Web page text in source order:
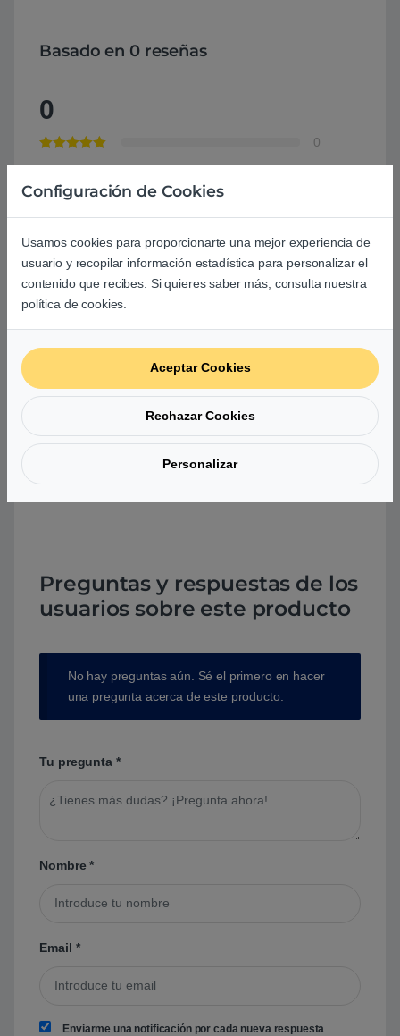
Basado en 0 reseñas
0
0
0
Agrega una reseña
Aún no hay reseñas.
Preguntas y respuestas de los
usuarios sobre este producto
No hay preguntas aún. Sé el primero en hacer
una pregunta acerca de este producto.
Tu pregunta *
Nombre*
Email *
Enviarme una notificación por cada nueva respuesta
Configuración de Cookies
Usamos cookies para proporcionarte una mejor experiencia de
usuario y recopilar información estadística para personalizar el
contenido que recibes. Si quieres saber más, consulta nuestra
política de cookies.
Aceptar Cookies
Rechazar Cookies
Personalizar